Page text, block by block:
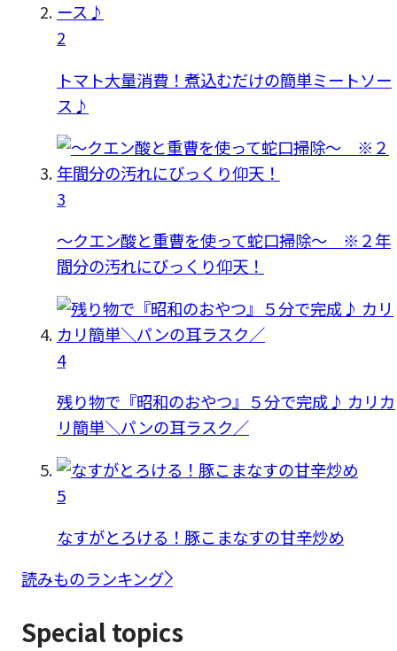
2
トマト大量消費！煮込むだけの簡単ミートソー
ス♪
3
〜クエン酸と重曹を使って蛇口掃除〜 ※２年
間分の汚れにびっくり仰天！
4
残り物で『昭和のおやつ』５分で完成♪ カリカ
リ簡単＼パンの耳ラスク／
5
なすがとろける！豚こまなすの甘辛炒め
読みものランキング
Special topics